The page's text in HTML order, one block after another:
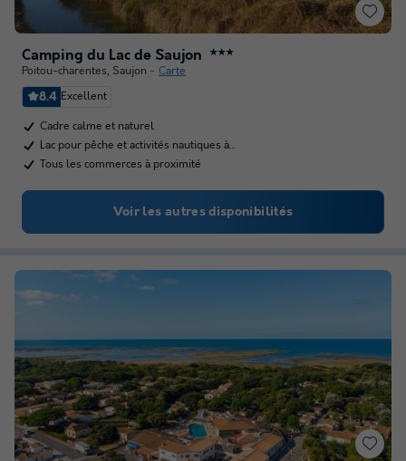
Camping du Lac de Saujon ★★★
Poitou-charentes, Saujon Carte
8.4 Excellent
Cadre calme et naturel
Lac pour pêche et activités nautiques à…
Tous les commerces à proximité
Voir les autres disponibilités